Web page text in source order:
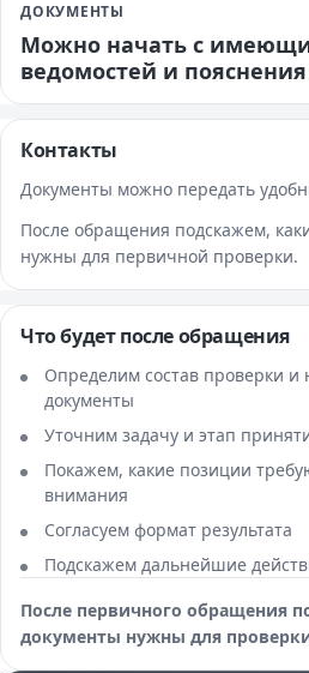
ДОКУМЕНТЫ
Можно начать с
ведомостей и
Контакты
Документы можно передать
После обращения подскажем,
нужны для первичной проверки.
Что будет после обращения
Определим состав проверки
документы
Уточним задачу и этап
Покажем, какие позиции
внимания
Согласуем формат результата
Подскажем дальнейшие
После первичного обращения
документы нужны для